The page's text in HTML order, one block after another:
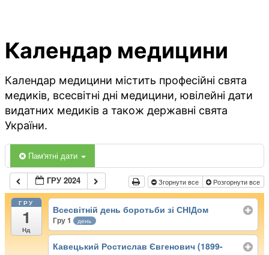
Календар медицини
Календар медицини містить професійні свята
медиків, всесвітні дні медицини, ювілейні дати
видатних медиків а також державні свята
України.
Пам'ятні дати
ГРУ 2024 Згорнути все Розгорнути все
ГРУ
1
Нд
Всесвітній день боротьби зі СНІДом
Гру 1 день
Кавецький Ростислав Євгенович (1899-